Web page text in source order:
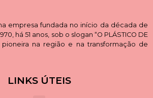
empresa fundada no início da década de
há 51 anos, sob o slogan “O PLÁSTICO DE
pioneira na região e na transformação de
LINKS ÚTEIS